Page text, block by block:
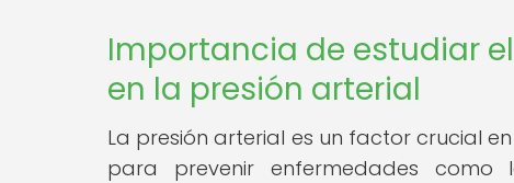
Importancia de estudiar
en la presión arterial
La presión arterial es un factor crucial
para prevenir enfermedades como